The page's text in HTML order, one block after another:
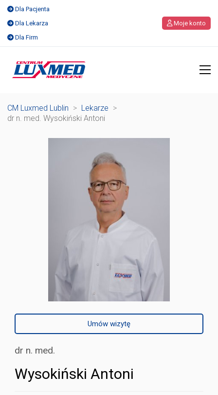
Dla Pacjenta
Dla Lekarza
Dla Firm
Moje konto
CM Luxmed Lublin > Lekarze >
dr n. med. Wysokiński Antoni
Umów wizytę
dr n. med.
Wysokiński Antoni